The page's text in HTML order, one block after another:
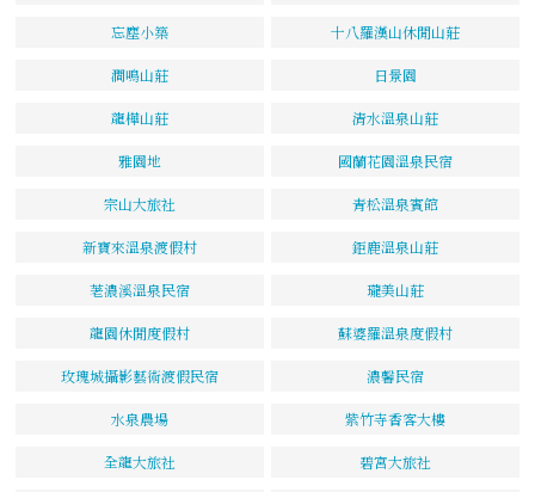
忘塵小築 十八羅漢山休閒山莊
澗鳴山莊 日景園
龍樺山莊 清水溫泉山莊
雅園地 國蘭花園溫泉民宿
宗山大旅社 青松溫泉賓館
新寶來溫泉渡假村 鉅鹿溫泉山莊
荖濃溪溫泉民宿 瓏美山莊
龍園休閒度假村 蘇婆羅溫泉度假村
玫瑰城攝影藝術渡假民宿 濃馨民宿
水泉農場 紫竹寺香客大樓
全龍大旅社 碧宮大旅社